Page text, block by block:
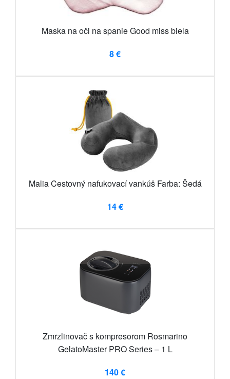
Maska na oči na spanie Good miss biela
8 €
Malia Cestovný nafukovací vankúš Farba: Šedá
14 €
Zmrzlinovač s kompresorom Rosmarino
GelatoMaster PRO Series – 1 L
140 €